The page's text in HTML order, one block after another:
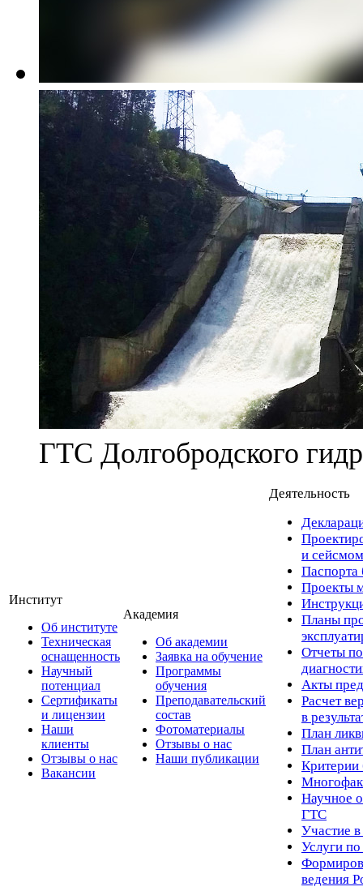
ГТС Долгобродского
Институт
Об институте
Техническая
оснащенность
Научный
потенциал
Сертификаты
и лицензии
Наши
клиенты
Отзывы о нас
Вакансии
Академия
Об академии
Заявка на обучение
Программы
обучения
Преподавательский
состав
Фотоматериалы
Отзывы о нас
Наши публикации
Деятельность
и
Паспорта
Проекты
Планы
Отчеты по
Акты
Расчет
в
План
План
Критерии
Научное
ГТС
Участие
Услуги
ведения